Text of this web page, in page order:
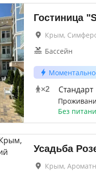
Гостиница
Крым,
Бассейн
×2 Стандарт
Без
Усадьба
Крым,